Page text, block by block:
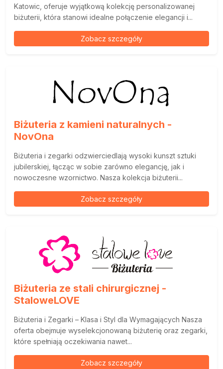
Katowic, oferuje wyjątkową kolekcję personalizowanej
biżuterii, która stanowi idealne połączenie elegancji i...
Zobacz szczegóły
Biżuteria z kamieni naturalnych -
NovOna
Biżuteria i zegarki odzwierciedlają wysoki kunszt sztuki
jubilerskiej, łącząc w sobie zarówno elegancję, jak i
nowoczesne wzornictwo. Nasza kolekcja biżuterii...
Zobacz szczegóły
Biżuteria ze stali chirurgicznej -
StaloweLOVE
Biżuteria i Zegarki – Klasa i Styl dla Wymagających Nasza
oferta obejmuje wyselekcjonowaną biżuterię oraz zegarki,
które spełniają oczekiwania nawet...
Zobacz szczegóły